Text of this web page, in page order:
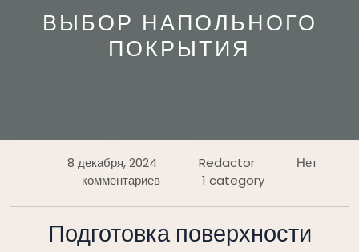
ВЫБОР НАПОЛЬНОГО
ПОКРЫТИЯ
8 декабря, 2024 Redactor
Нет
комментариев
1 category
Подготовка поверхности